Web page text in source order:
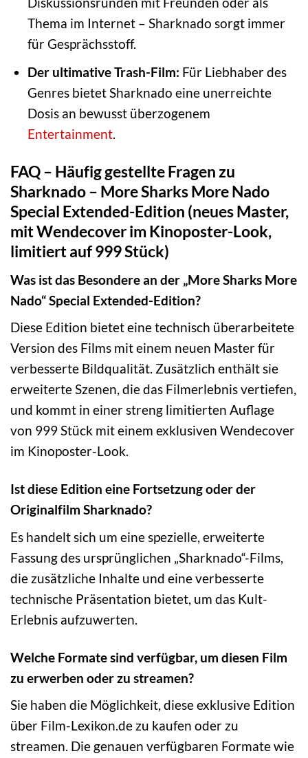
Thema im Internet – Sharknado sorgt immer
für Gesprächsstoff.
Der ultimative Trash-Film: Für Liebhaber des
Genres bietet Sharknado eine unerreichte
Dosis an bewusst überzogenem
Entertainment.
FAQ – Häufig gestellte Fragen zu
Sharknado – More Sharks More Nado
Special Extended-Edition (neues Master,
mit Wendecover im Kinoposter-Look,
limitiert auf 999 Stück)
Was ist das Besondere an der „More Sharks More
Nado“ Special Extended-Edition?
Diese Edition bietet eine technisch überarbeitete
Version des Films mit einem neuen Master für
verbesserte Bildqualität. Zusätzlich enthält sie
erweiterte Szenen, die das Filmerlebnis vertiefen,
und kommt in einer streng limitierten Auflage
von 999 Stück mit einem exklusiven Wendecover
im Kinoposter-Look.
Ist diese Edition eine Fortsetzung oder der
Originalfilm Sharknado?
Es handelt sich um eine spezielle, erweiterte
Fassung des ursprünglichen „Sharknado“-Films,
die zusätzliche Inhalte und eine verbesserte
technische Präsentation bietet, um das Kult-
Erlebnis aufzuwerten.
Welche Formate sind verfügbar, um diesen Film
zu erwerben oder zu streamen?
Sie haben die Möglichkeit, diese exklusive Edition
über Film-Lexikon.de zu kaufen oder zu
streamen. Die genauen verfügbaren Formate wie